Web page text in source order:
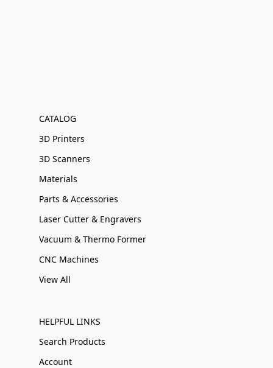
CATALOG
3D Printers
3D Scanners
Materials
Parts & Accessories
Laser Cutter & Engravers
Vacuum & Thermo Former
CNC Machines
View All
HELPFUL LINKS
Search Products
Account